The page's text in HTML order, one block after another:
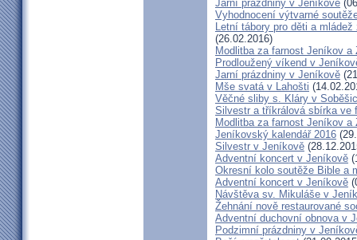
Jarní prázdniny v Jeníkově
Vyhodnocení výtvarné
Letní tábory pro děti a
(26.02.2016)
Modlitba za farnost Jeníkov a
Prodloužený víkend v
Jarní prázdniny v Jeníkově
Mše svatá v Lahošti
Věčné sliby s. Kláry v
Silvestr a tříkrálová sbírka ve
Modlitba za farnost Jeníkov a
Jeníkovský kalendář 2016
Silvestr v Jeníkově
Adventní koncert v Jeníkově
Okresní kolo soutěže Bible a
Adventní koncert v Jeníkově
Návštěva sv. Mikuláše v
Žehnání nově restaurované
Adventní duchovní obnova v
Podzimní prázdniny v